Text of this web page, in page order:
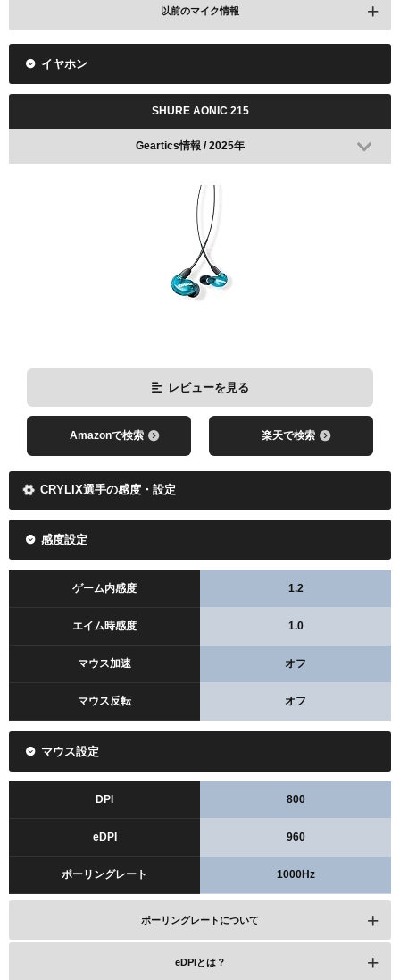
以前のマイク情報
イヤホン
SHURE AONIC 215
Geartics情報 / 2025年
レビューを見る
Amazonで検索 楽天で検索
CRYLIX選手の感度・設定
感度設定
ゲーム内感度 1.2
エイム時感度 1.0
マウス加速 オフ
マウス反転 オフ
マウス設定
DPI 800
eDPI 960
ポーリングレート 1000Hz
ポーリングレートについて
eDPIとは？